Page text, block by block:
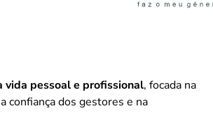
vida pessoal e profissional, focada na
confiança dos gestores e na